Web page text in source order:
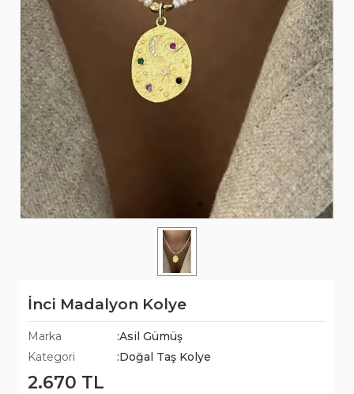
İnci Madalyon Kolye
Marka
:Asil Gümüş
Kategori
:Doğal Taş Kolye
2.670 TL